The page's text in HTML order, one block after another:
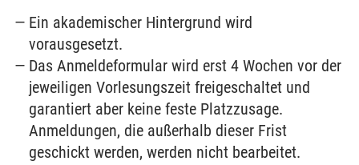
Ein akademischer Hintergrund wird
vorausgesetzt.
Das Anmeldeformular wird erst 4 Wochen vor der
jeweiligen Vorlesungszeit freigeschaltet und
garantiert aber keine feste Platzzusage.
Anmeldungen, die außerhalb dieser Frist
geschickt werden, werden nicht bearbeitet.